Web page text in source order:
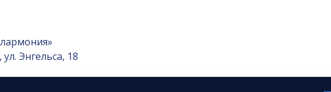
Энгельса, 18